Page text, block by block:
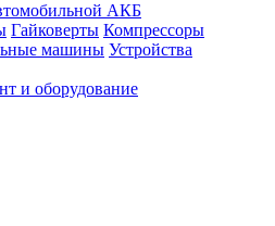
АКБ
Гайковерты Компрессоры
машины Устройства
и оборудование